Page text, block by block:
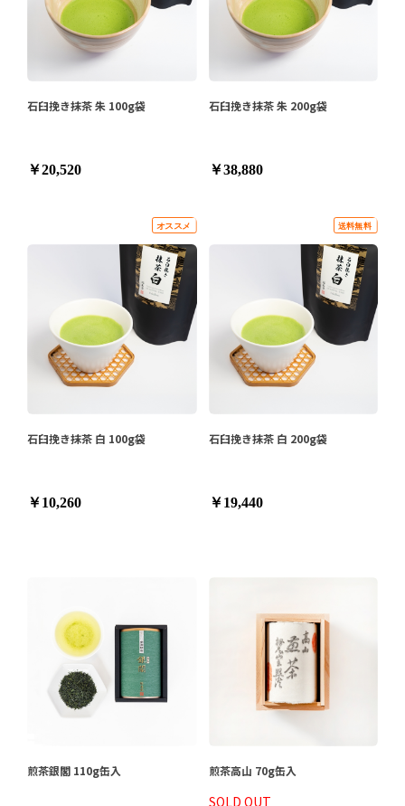
石臼挽き抹茶 朱 100g袋
￥20,520
石臼挽き抹茶 朱 200g袋
￥38,880
石臼挽き抹茶 白 100g袋
￥10,260
石臼挽き抹茶 白 200g袋
￥19,440
煎茶銀閣 110g缶入
SOLD OUT
煎茶高山 70g缶入